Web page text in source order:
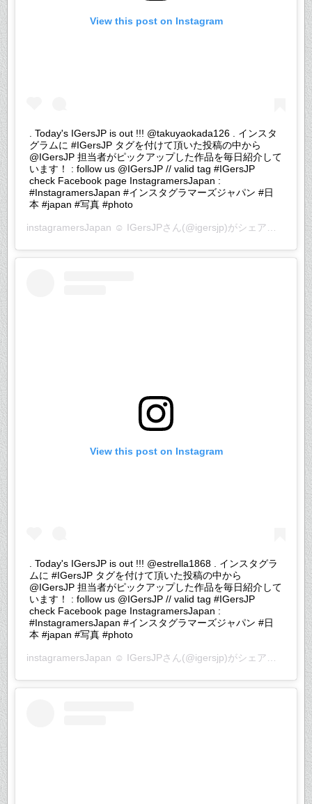
View this post on Instagram
. Today's IGersJP is out !!! @takuyaokada126 . インスタ
グラムに #IGersJP タグを付けて頂いた投稿の中から
@IGersJP 担当者がピックアップした作品を毎日紹介して
います！ : follow us @IGersJP // valid tag #IGersJP
check Facebook page InstagramersJapan :
#InstagramersJapan #インスタグラマーズジャパン #日
本 #japan #写真 #photo
instagramersJapan ☺︎ IGersJPさん(@igersjp)がシェアした投稿 –
View this post on Instagram
. Today's IGersJP is out !!! @estrella1868 . インスタグラ
ムに #IGersJP タグを付けて頂いた投稿の中から
@IGersJP 担当者がピックアップした作品を毎日紹介して
います！ : follow us @IGersJP // valid tag #IGersJP
check Facebook page InstagramersJapan :
#InstagramersJapan #インスタグラマーズジャパン #日
本 #japan #写真 #photo
instagramersJapan ☺︎ IGersJPさん(@igersjp)がシェアした投稿 –